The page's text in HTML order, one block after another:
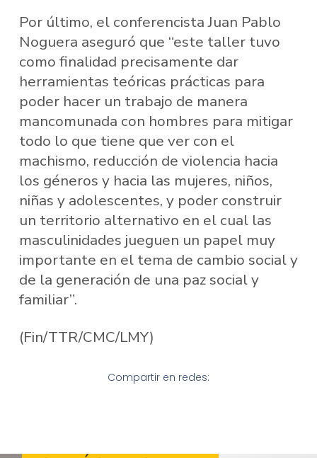
Por último, el conferencista Juan Pablo
Noguera aseguró que “este taller tuvo
como finalidad precisamente dar
herramientas teóricas prácticas para
poder hacer un trabajo de manera
mancomunada con hombres para mitigar
todo lo que tiene que ver con el
machismo, reducción de violencia hacia
los géneros y hacia las mujeres, niños,
niñas y adolescentes, y poder construir
un territorio alternativo en el cual las
masculinidades jueguen un papel muy
importante en el tema de cambio social y
de la generación de una paz social y
familiar”.
(Fin/TTR/CMC/LMY)
Compartir en redes: